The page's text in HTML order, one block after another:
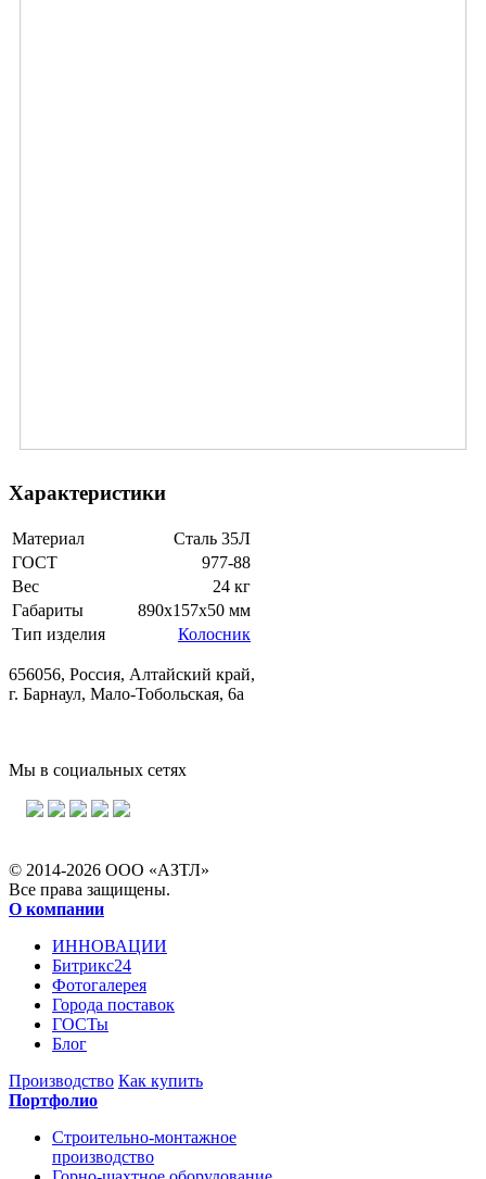
Характеристики
Материал
Сталь 35Л
ГОСТ
977-88
Вес
24 кг
Габариты
890x157x50 мм
Тип изделия
Колосник
656056, Россия, Алтайский край,
г. Барнаул, Мало-Тобольская, 6а
Мы в социальных сетях
© 2014-2026 ООО «АЗТЛ»
Все права защищены.
О компании
ИННОВАЦИИ
Битрикс24
Фотогалерея
Города поставок
ГОСТы
Блог
Производство Как купить
Портфолио
Строительно-монтажное
производство